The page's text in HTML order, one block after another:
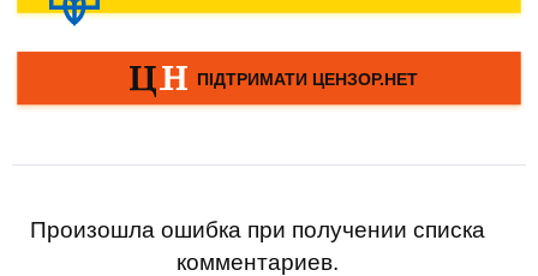
Произошла ошибка при получении списка
комментариев.